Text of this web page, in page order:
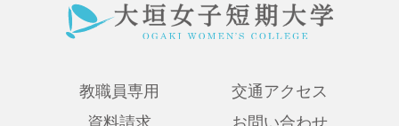
教職員専用
交通アクセス